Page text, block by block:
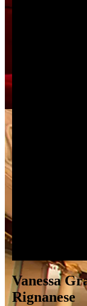
Vanessa
Rignanese